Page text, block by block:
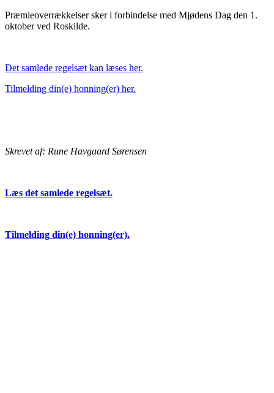
Præmieoverrækkelser sker i forbindelse med Mjødens Dag den 1.
oktober ved Roskilde.
Det samlede regelsæt kan læses her.
Tilmelding din(e) honning(er) her.
Skrevet af: Rune Havgaard Sørensen
Læs det samlede regelsæt.
Tilmelding din(e) honning(er).